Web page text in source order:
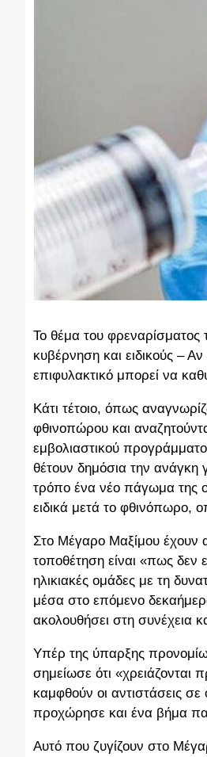
Το θέμα του φρεναρίσματος
κυβέρνηση και ειδικούς –
επιφυλακτικό μπορεί να
Κάτι τέτοιο, όπως
φθινοπώρου και
εμβολιαστικού
θέτουν δημόσια την
τρόπο ένα νέο πάγωμα της
ειδικά μετά το φθινόπωρο,
Στο Μέγαρο Μαξίμου έχουν
τοποθέτηση είναι «πως δεν
ηλικιακές ομάδες με τη
μέσα στο επόμενο
ακολουθήσει στη συνέχεια
Υπέρ της ύπαρξης
σημείωσε ότι «χρειάζονται
καμφθούν οι αντιστάσεις
προχώρησε και ένα βήμα
Αυτό που ζυγίζουν στο